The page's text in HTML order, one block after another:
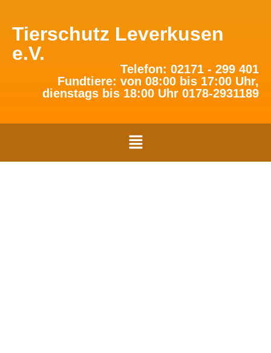
Tierschutz Leverkusen
e.V.
Telefon: 02171 - 299 401
Fundtiere: von 08:00 bis 17:00 Uhr,
dienstags bis 18:00 Uhr 0178-2931189